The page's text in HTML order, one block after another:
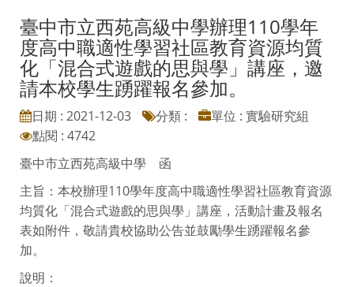
臺中市立西苑高級中學辦理110學年
度高中職適性學習社區教育資源均質
化「混合式遊戲的思與學」講座，邀
請本校學生踴躍報名參加。
日期 : 2021-12-03 分類 :
單位 : 實驗研究組
點閱 : 4742
臺中市立西苑高級中學 函
主旨：本校辦理110學年度高中職適性學習社區教育資源
均質化「混合式遊戲的思與學」講座，活動計畫及報名
表如附件，敬請貴校協助公告並鼓勵學生踴躍報名參
加。
說明：